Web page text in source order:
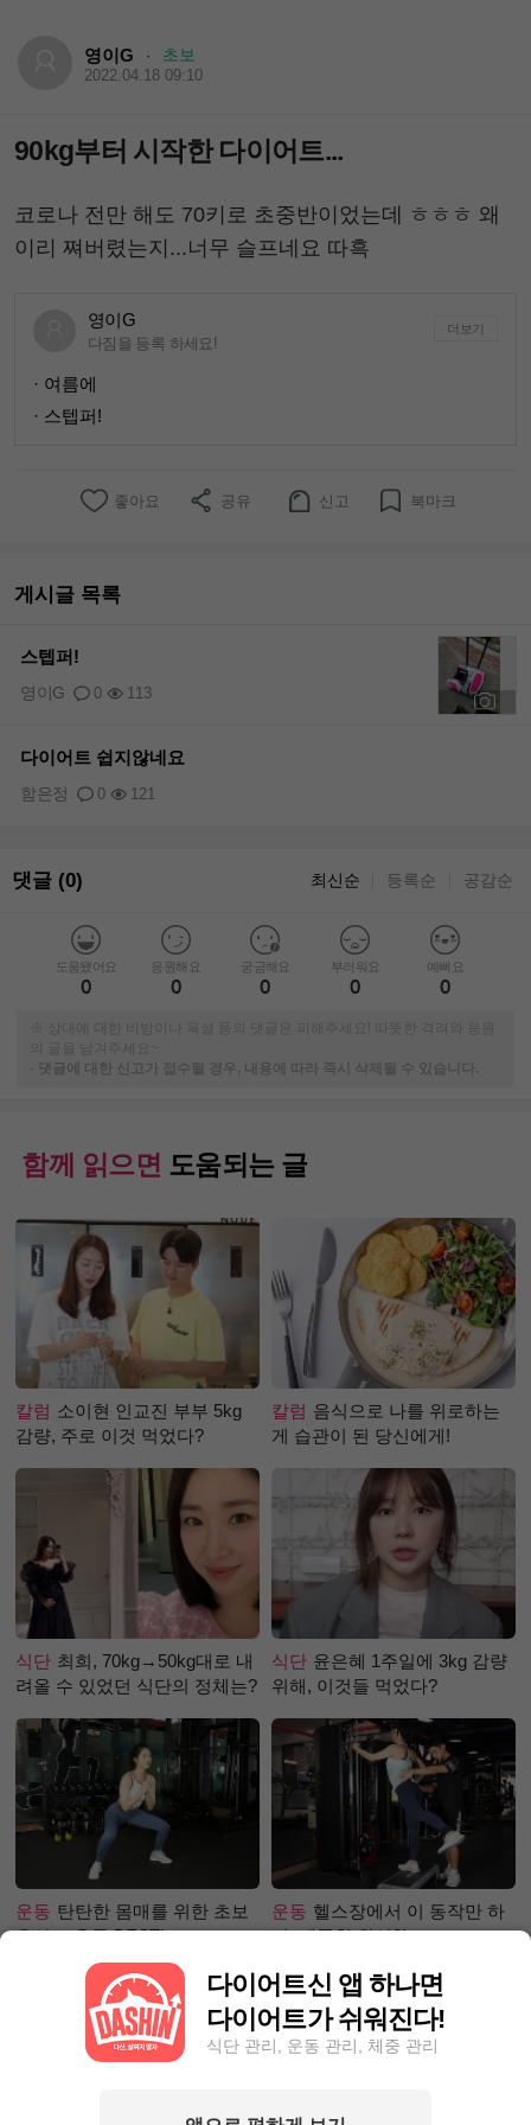
영이G · 초보
2022.04.18 09:10
90kg부터 시작한 다이어트...
코로나 전만 해도 70키로 초중반이었는데 ㅎㅎㅎ 왜
이리 쪄버렸는지...너무 슬프네요 따흑
영이G
다짐을 등록 하세요!
더보기
· 여름에
· 스텝퍼!
좋아요 공유 신고 북마크
게시글 목록
스텝퍼!
0 113
영이G
다이어트 쉽지않네요
0 121
함은정
댓글 (0) 최신순 등록순 공감순
도움됐어요
0
응원해요
0
궁금해요
0
부러워요
0
예뻐요
0
※ 상대에 대한 비방이나 욕설 등의 댓글은 피해주세요! 따뜻한 격려와 응원
의 글을 남겨주세요~
-
댓글에 대한 신고가 접수될 경우, 내용에 따라 즉시 삭제될 수 있습니다.
함께 읽으면 도움되는 글
칼럼 소이현 인교진 부부 5kg
감량, 주로 이것 먹었다?
칼럼 음식으로 나를 위로하는
게 습관이 된 당신에게!
식단 최희, 70kg→50kg대로 내
려올 수 있었던 식단의 정체는?
식단 윤은혜 1주일에 3kg 감량
위해, 이것들 먹었다?
운동 탄탄한 몸매를 위한 초보
유산소 운동 BEST!
운동 헬스장에서 이 동작만 하
면, 애플힙 완성?!
다이어트신 앱 하나면
다이어트가 쉬워진다!
식단 관리, 운동 관리, 체중 관리